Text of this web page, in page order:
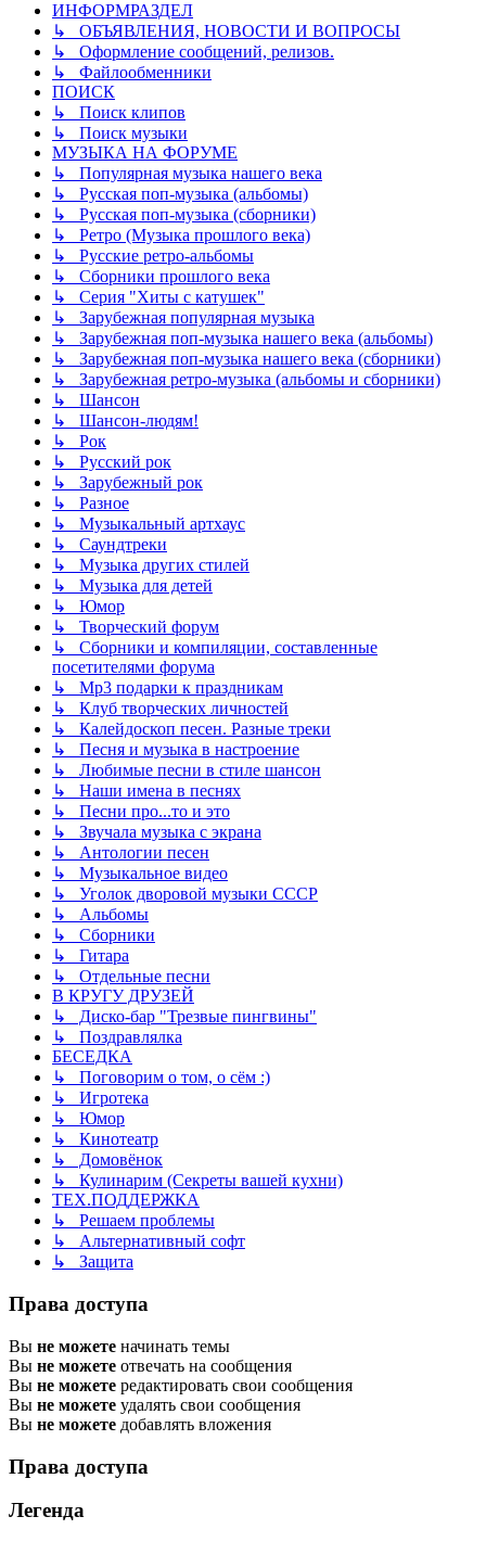
ИНФОРМРАЗДЕЛ
↳ ОБЪЯВЛЕНИЯ, НОВОСТИ И ВОПРОСЫ
↳ Оформление сообщений, релизов.
↳ Файлообменники
ПОИСК
↳ Поиск клипов
↳ Поиск музыки
МУЗЫКА НА ФОРУМЕ
↳ Популярная музыка нашего века
↳ Русская поп-музыка (альбомы)
↳ Русская поп-музыка (сборники)
↳ Ретро (Музыка прошлого века)
↳ Русские ретро-альбомы
↳ Сборники прошлого века
↳ Серия "Хиты с катушек"
↳ Зарубежная популярная музыка
↳ Зарубежная поп-музыка нашего века (альбомы)
↳ Зарубежная поп-музыка нашего века (сборники)
↳ Зарубежная ретро-музыка (альбомы и сборники)
↳ Шансон
↳ Шансон-людям!
↳ Рок
↳ Русский рок
↳ Зарубежный рок
↳ Разное
↳ Музыкальный артхаус
↳ Саундтреки
↳ Музыка других стилей
↳ Музыка для детей
↳ Юмор
↳ Творческий форум
↳ Сборники и компиляции, составленные
посетителями форума
↳ Mp3 подарки к праздникам
↳ Клуб творческих личностей
↳ Калейдоскоп песен. Разные треки
↳ Песня и музыка в настроение
↳ Любимые песни в стиле шансон
↳ Наши имена в песнях
↳ Песни про...то и это
↳ Звучала музыка с экрана
↳ Антологии песен
↳ Музыкальное видео
↳ Уголок дворовой музыки СССР
↳ Альбомы
↳ Сборники
↳ Гитара
↳ Отдельные песни
В КРУГУ ДРУЗЕЙ
↳ Диско-бар "Трезвые пингвины"
↳ Поздравлялка
БЕСЕДКА
↳ Поговорим о том, о сём :)
↳ Игротека
↳ Юмор
↳ Кинотеатр
↳ Домовёнок
↳ Кулинарим (Секреты вашей кухни)
ТЕХ.ПОДДЕРЖКА
↳ Решаем проблемы
↳ Альтернативный софт
↳ Защита
Права доступа
Вы не можете начинать темы
Вы не можете отвечать на сообщения
Вы не можете редактировать свои сообщения
Вы не можете удалять свои сообщения
Вы не можете добавлять вложения
Права доступа
Легенда